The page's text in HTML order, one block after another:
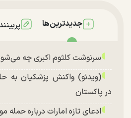
جدیدترین‌ها
سرنوشت کلثوم اکبری چه
(ویدئو) واکنش پزشکیان به
در پاکستان
ادعای تازه امارات درباره حمله